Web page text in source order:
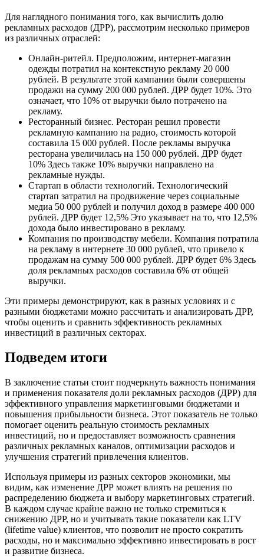
Для наглядного понимания того, как вычислить долю
рекламных расходов (ДРР), рассмотрим несколько примеров
из различных отраслей:
Онлайн-ритейл. Предположим, интернет-магазин
одежды потратил на контекстную рекламу 20 000
рублей. В результате этой кампании были совершены
продажи на сумму 200 000 рублей. ДРР будет 10%. Это
означает, что 10% от выручки было потрачено на
рекламу.
Ресторанный бизнес. Ресторан решил провести
рекламную кампанию на радио, стоимость которой
составила 15 000 рублей. После рекламы выручка
ресторана увеличилась на 150 000 рублей. ДРР будет
10% Здесь также 10% выручки направлено на
рекламные нужды.
Стартап в области технологий. Технологический
стартап затратил на продвижение через социальные
медиа 50 000 рублей и получил доход в размере 400 000
рублей. ДРР будет 12,5% Это указывает на то, что 12,5%
дохода было инвестировано в рекламу.
Компания по производству мебели. Компания потратила
на рекламу в интернете 30 000 рублей, что привело к
продажам на сумму 500 000 рублей. ДРР будет 6% Здесь
доля рекламных расходов составила 6% от общей
выручки.
Эти примеры демонстрируют, как в разных условиях и с
разными бюджетами можно рассчитать и анализировать ДРР,
чтобы оценить и сравнить эффективность рекламных
инвестиций в различных секторах.
Подведем итоги
В заключение статьи стоит подчеркнуть важность понимания
и применения показателя доли рекламных расходов (ДРР) для
эффективного управления маркетинговыми бюджетами и
повышения прибыльности бизнеса. Этот показатель не только
помогает оценить реальную стоимость рекламных
инвестиций, но и предоставляет возможность сравнения
различных рекламных каналов, оптимизации расходов и
улучшения стратегий привлечения клиентов.
Используя примеры из разных секторов экономики, мы
видим, как изменение ДРР может влиять на решения по
распределению бюджета и выбору маркетинговых стратегий.
В каждом случае крайне важно не только стремиться к
снижению ДРР, но и учитывать такие показатели как LTV
(lifetime value) клиентов, что позволит не просто сократить
расходы, но и максимально эффективно инвестировать в рост
и развитие бизнеса.